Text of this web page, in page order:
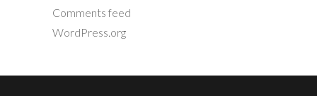
Comments feed
WordPress.org